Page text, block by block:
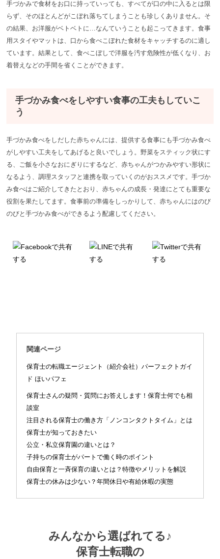
手づかみで食材をお口に持っていっても、すべてが口の中に入るとは限
らず、そのほとんどがこぼれ落ちてしまうことも珍しくありません。そ
の結果、お洋服がベトベトに…なんていうことも起こってきます。食事
用スタイやマットは、口から食べこぼれた食材をキャッチするのに適し
ています。結果として、食べこぼしで洋服を汚す危険性が低くなり、お
着替えなどの手間を省くことができます。
手づかみ食べをしやすい食事の工夫もしていこ
う
手づかみ食べをしだした赤ちゃんには、提供する食事にも手づかみ食べ
がしやすい工夫をしてあげると良いでしょう。野菜をスティック状にす
る、ご飯を小さなおにぎりにするなど、赤ちゃんがつかみやすい形状に
なるよう、調理スタッフと連携を取っていくのがおススメです。手づか
み食べはご紹介してきたとおり、赤ちゃんの成長・発達にとても重要な
役割を果たしてます。食事前の準備をしっかりして、赤ちゃんにはのび
のびと手づかみ食べができるよう配慮してください。
関連ページ
保育士の転職エージェント（紹介会社）パーフェクトガイ
ド ほいパフェ
保育士さんの疑問・質問にお答えします！保育士何でも相
談室
注目される保育士の働き方「ノンコンタクトタイム」とは
保育士が知っておきたい
公立・私立保育園の違いとは？
子持ちの保育士がパートで働く時のポイント
自由保育と一斉保育の違いとは？特徴やメリットを解説
保育士の休みは少ない？年間休日や有給休暇の実態
みんなから選ばれてる♪
保育士転職の